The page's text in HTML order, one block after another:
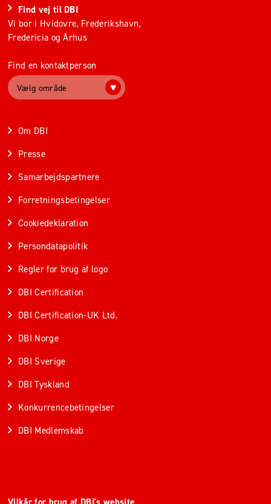
Find vej til DBI
Vi bor i Hvidovre, Frederikshavn,
Fredericia og Århus
Find en kontaktperson
Vælg område
Om DBI
Presse
Samarbejdspartnere
Forretningsbetingelser
Cookiedeklaration
Persondatapolitik
Regler for brug af logo
DBI Certification
DBI Certification-UK Ltd.
DBI Norge
DBI Sverige
DBI Tyskland
Konkurrencebetingelser
DBI Medlemskab